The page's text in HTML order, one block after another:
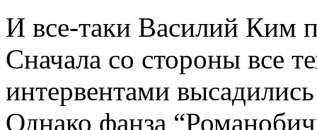
И все-таки Василий Ким
Сначала со стороны все
интервентами
Однако фанза